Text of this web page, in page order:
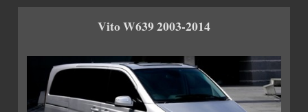
Vito W639 2003-2014